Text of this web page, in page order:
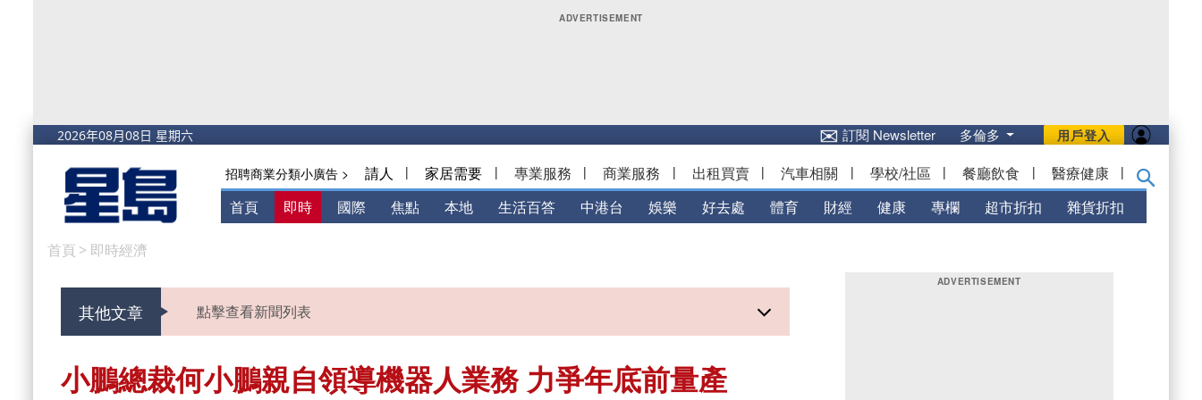
用戶登入
✉訂閱 Newsletter 多倫多
招聘商業分類小廣告 > 請人 | 家居需要 | 專業服務 | 商業服務 | 出租買賣 | 汽車相關 | 學校/社區 | 餐廳飲食 | 醫療健康 |
首頁 即時 國際 焦點 本地 生活百答 中港台 娛樂 好去處 體育 財經 健康 專欄 超市折扣 雜貨折扣
首頁 > 即時經濟
其他文章 點擊查看新聞列表
小鵬總裁何小鵬親自領導機器人業務 力爭年底前量產